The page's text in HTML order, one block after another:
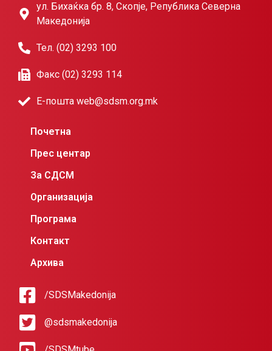
ул. Бихаќка бр. 8, Скопје, Република Северна
Македонија
Тел. (02) 3293 100
Факс (02) 3293 114
Е-пошта web@sdsm.org.mk
Почетна
Прес центар
За СДСМ
Организација
Програма
Контакт
Архива
/SDSMakedonija
@sdsmakedonija